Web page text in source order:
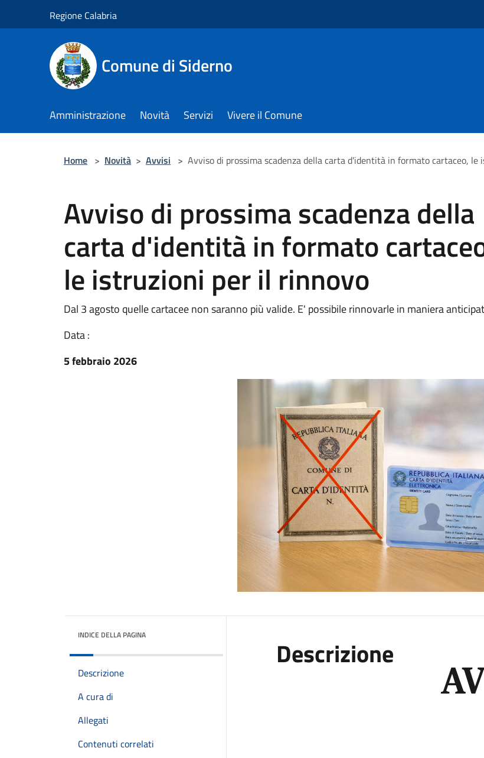
Regione Calabria
Comune di Siderno
Amministrazione Novità Servizi Vivere il Comune
Home > Novità > Avvisi > Avviso di prossima scadenza della carta d'identità in formato cartaceo,
Avviso di prossima scadenza della
carta d'identità in formato
le istruzioni per il rinnovo
Dal 3 agosto quelle cartacee non saranno più valide. E' possibile rinnovarle in maniera
Data :
5 febbraio 2026
INDICE DELLA PAGINA
Descrizione
A cura di
Allegati
Contenuti correlati
Descrizione